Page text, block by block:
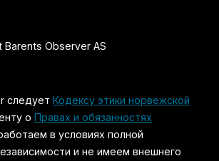
Observer AS
следуетКодексу этики норвежской
оПравах и обязанностях
в условиях полной
и не имеем внешнего